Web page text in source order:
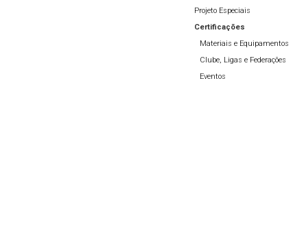
Projeto Especiais
Certificações
Materiais e Equipamentos
Clube, Ligas e Federações
Eventos